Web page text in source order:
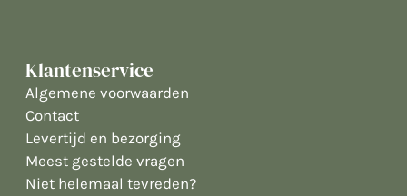
Klantenservice
Algemene voorwaarden
Contact
Levertijd en bezorging
Meest gestelde vragen
Niet helemaal tevreden?